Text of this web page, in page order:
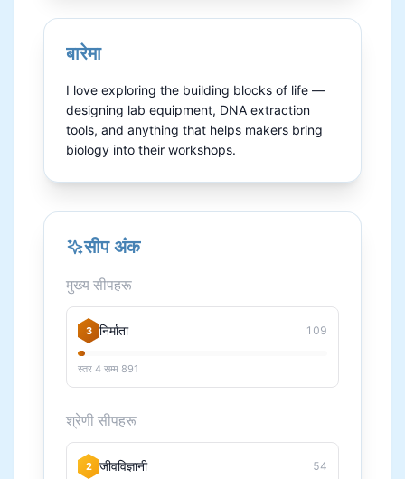
बारेमा
I love exploring the building blocks of life —
designing lab equipment, DNA extraction
tools, and anything that helps makers bring
biology into their workshops.
सीप अंक
मुख्य सीपहरू
3 निर्माता 109
स्तर 4 सम्म 891
श्रेणी सीपहरू
2 जीवविज्ञानी 54